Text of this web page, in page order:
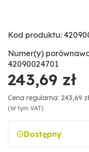
Kod produktu:
Numer(y)
42090024701
243,69 zł
Cena regularna: 243,69 zł
(W tym VAT)
Dostępny